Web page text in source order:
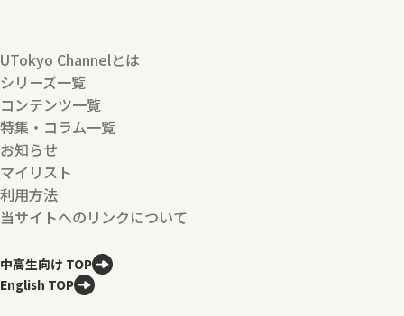
UTokyo Channelとは
シリーズ一覧
コンテンツ一覧
特集・コラム一覧
お知らせ
マイリスト
利用方法
当サイトへのリンクについて
中高生向け TOP
English TOP